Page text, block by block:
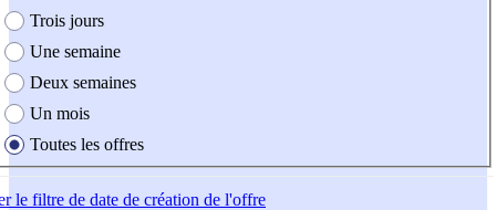
Trois jours
Une semaine
Deux semaines
Un mois
Toutes les offres
le filtre de date de création de l'offre